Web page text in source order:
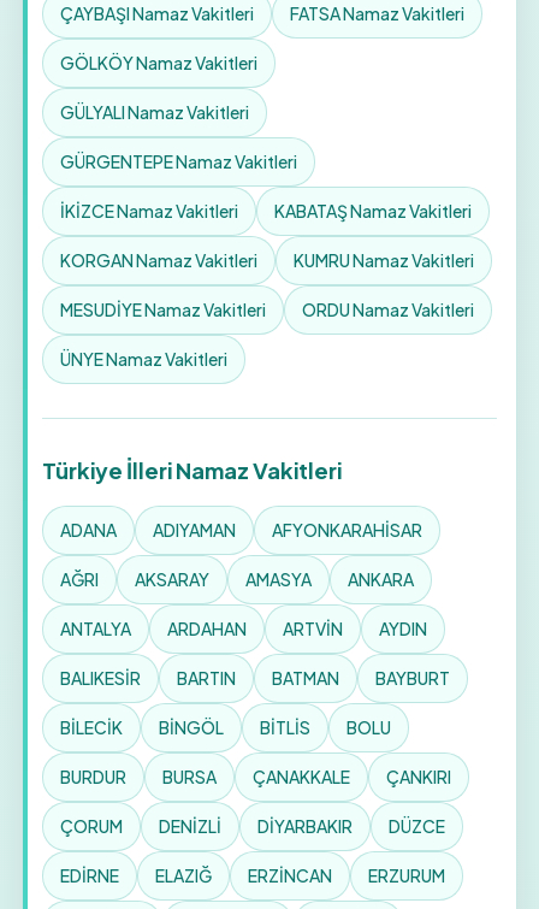
ÇAYBAŞI Namaz Vakitleri FATSA Namaz Vakitleri
GÖLKÖY Namaz Vakitleri
GÜLYALI Namaz Vakitleri
GÜRGENTEPE Namaz Vakitleri
İKİZCE Namaz Vakitleri KABATAŞ Namaz Vakitleri
KORGAN Namaz Vakitleri KUMRU Namaz Vakitleri
MESUDİYE Namaz Vakitleri ORDU Namaz Vakitleri
ÜNYE Namaz Vakitleri
Türkiye İlleri Namaz Vakitleri
ADANA ADIYAMAN AFYONKARAHİSAR
AĞRI AKSARAY AMASYA ANKARA
ANTALYA ARDAHAN ARTVİN AYDIN
BALIKESİR BARTIN BATMAN BAYBURT
BİLECİK BİNGÖL BİTLİS BOLU
BURDUR BURSA ÇANAKKALE ÇANKIRI
ÇORUM DENİZLİ DİYARBAKIR DÜZCE
EDİRNE ELAZIĞ ERZİNCAN ERZURUM